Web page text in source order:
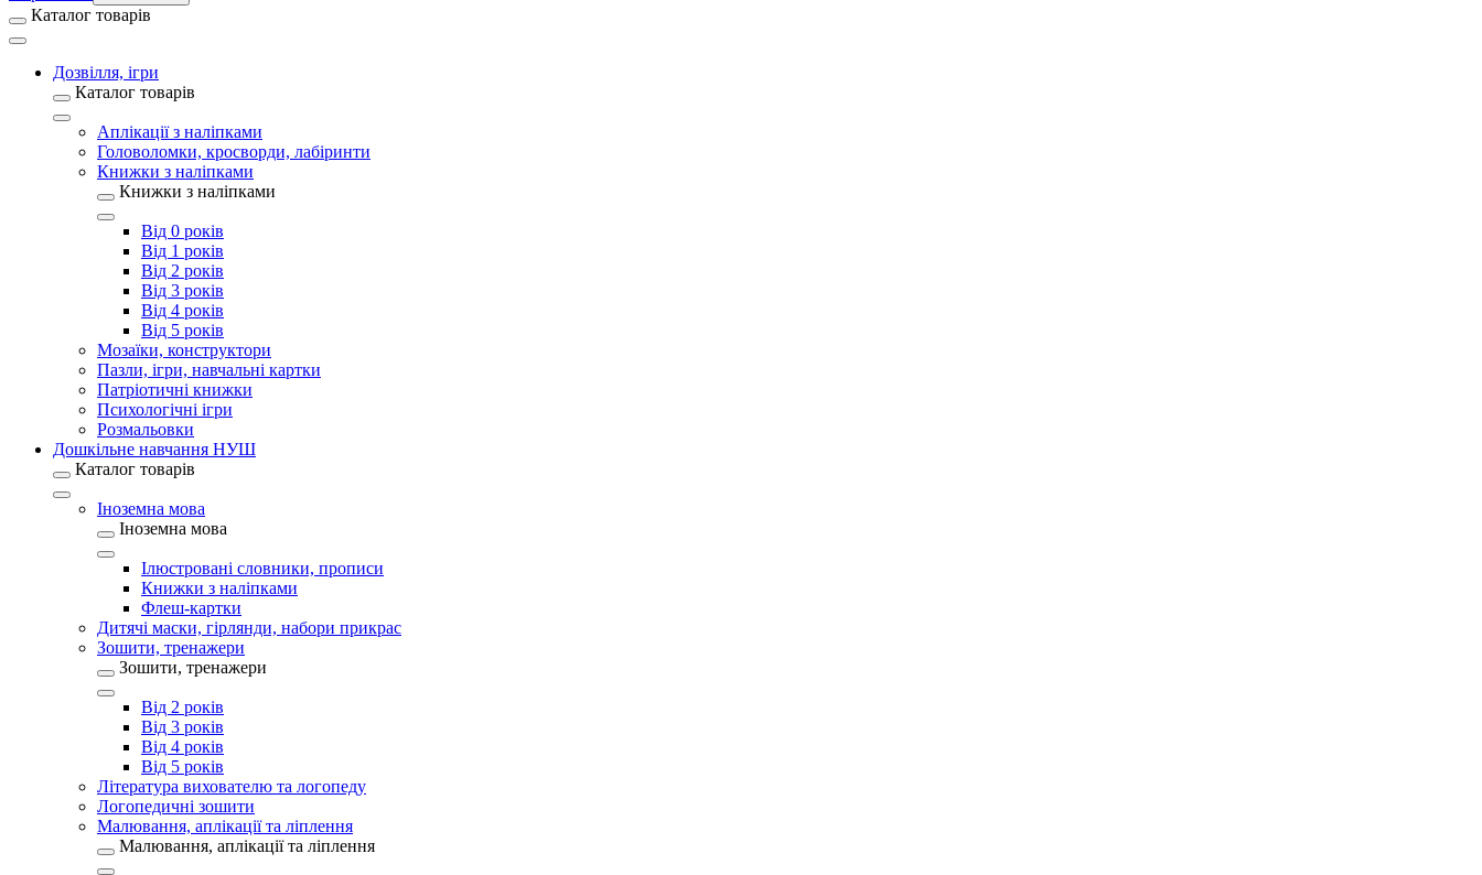
Каталог товарів
Дозвілля, ігри
Каталог товарів
Аплікації з наліпками
Головоломки, кросворди, лабіринти
Книжки з наліпками
Книжки з наліпками
Від 0 років
Від 1 років
Від 2 років
Від 3 років
Від 4 років
Від 5 років
Мозаїки, конструктори
Пазли, ігри, навчальні картки
Патріотичні книжки
Психологічні ігри
Розмальовки
Дошкільне навчання НУШ
Каталог товарів
Іноземна мова
Іноземна мова
Ілюстровані словники, прописи
Книжки з наліпками
Флеш-картки
Дитячі маски, гірлянди, набори прикрас
Зошити, тренажери
Зошити, тренажери
Від 2 років
Від 3 років
Від 4 років
Від 5 років
Література вихователю та логопеду
Логопедичні зошити
Малювання, аплікації та ліплення
Малювання, аплікації та ліплення